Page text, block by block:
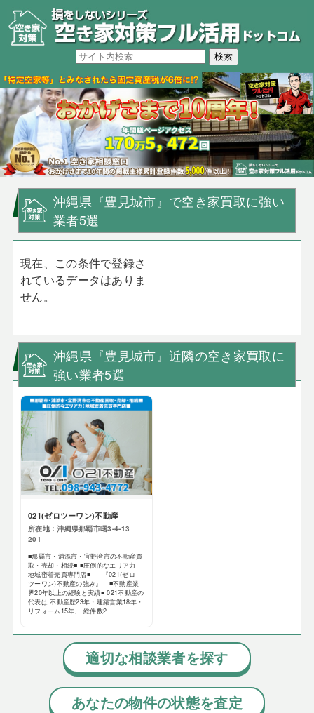
沖縄県『豊見城市』で空き家買取に強い
業者5選
現在、この条件で登録さ
れているデータはありま
せん。
沖縄県『豊見城市』近隣の空き家買取に
強い業者5選
021(ゼロツーワン)不動産
所在地：沖縄県那覇市曙3-4-13
201
■那覇市・浦添市・宜野湾市の不動産買
取・売却・相続■ ■圧倒的なエリア力：
地域密着売買専門店■ 『021(ゼロ
ツーワン)不動産の強み』 ■不動産業
界20年以上の経験と実績■ 021不動産の
代表は 不動産歴23年・建築営業18年・
リフォーム15年、 総件数2 ...
適切な相談業者を探す
あなたの物件の状態を査定